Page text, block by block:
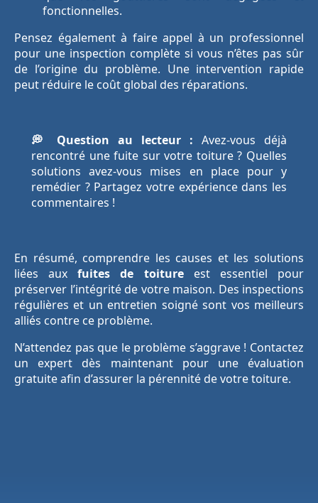
fonctionnelles.
Pensez également à faire appel à un professionnel
pour une inspection complète si vous n’êtes pas sûr
de l’origine du problème. Une intervention rapide
peut réduire le coût global des réparations.
💭 Question au lecteur : Avez-vous déjà
rencontré une fuite sur votre toiture ? Quelles
solutions avez-vous mises en place pour y
remédier ? Partagez votre expérience dans les
commentaires !
En résumé, comprendre les causes et les solutions
liées auxfuites de toitureest essentiel pour
préserver l’intégrité de votre maison. Des inspections
régulières et un entretien soigné sont vos meilleurs
alliés contre ce problème.
N’attendez pas que le problème s’aggrave ! Contactez
un expert dès maintenant pour une évaluation
gratuite afin d’assurer la pérennité de votre toiture.